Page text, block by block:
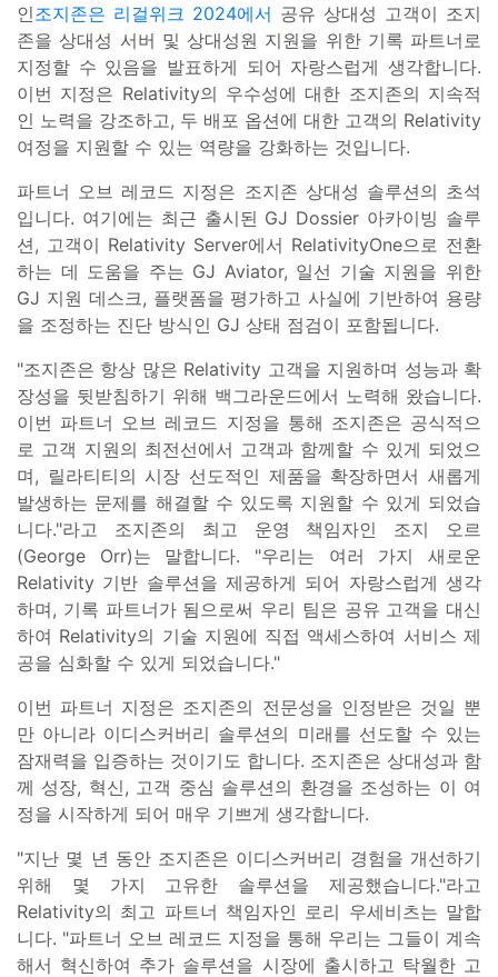
인조지존은 리걸위크 2024에서 공유 상대성 고객이 조지
존을 상대성 서버 및 상대성원 지원을 위한 기록 파트너로
지정할 수 있음을 발표하게 되어 자랑스럽게 생각합니다.
이번 지정은 Relativity의 우수성에 대한 조지존의 지속적
인 노력을 강조하고, 두 배포 옵션에 대한 고객의 Relativity
여정을 지원할 수 있는 역량을 강화하는 것입니다.
파트너 오브 레코드 지정은 조지존 상대성 솔루션의 초석
입니다. 여기에는 최근 출시된 GJ Dossier 아카이빙 솔루
션, 고객이 Relativity Server에서 RelativityOne으로 전환
하는 데 도움을 주는 GJ Aviator, 일선 기술 지원을 위한
GJ 지원 데스크, 플랫폼을 평가하고 사실에 기반하여 용량
을 조정하는 진단 방식인 GJ 상태 점검이 포함됩니다.
"조지존은 항상 많은 Relativity 고객을 지원하며 성능과 확
장성을 뒷받침하기 위해 백그라운드에서 노력해 왔습니다.
이번 파트너 오브 레코드 지정을 통해 조지존은 공식적으
로 고객 지원의 최전선에서 고객과 함께할 수 있게 되었으
며, 릴라티티의 시장 선도적인 제품을 확장하면서 새롭게
발생하는 문제를 해결할 수 있도록 지원할 수 있게 되었습
니다."라고 조지존의 최고 운영 책임자인 조지 오르
(George Orr)는 말합니다. "우리는 여러 가지 새로운
Relativity 기반 솔루션을 제공하게 되어 자랑스럽게 생각
하며, 기록 파트너가 됨으로써 우리 팀은 공유 고객을 대신
하여 Relativity의 기술 지원에 직접 액세스하여 서비스 제
공을 심화할 수 있게 되었습니다."
이번 파트너 지정은 조지존의 전문성을 인정받은 것일 뿐
만 아니라 이디스커버리 솔루션의 미래를 선도할 수 있는
잠재력을 입증하는 것이기도 합니다. 조지존은 상대성과 함
께 성장, 혁신, 고객 중심 솔루션의 환경을 조성하는 이 여
정을 시작하게 되어 매우 기쁘게 생각합니다.
"지난 몇 년 동안 조지존은 이디스커버리 경험을 개선하기
위해 몇 가지 고유한 솔루션을 제공했습니다."라고
Relativity의 최고 파트너 책임자인 로리 우세비츠는 말합
니다. "파트너 오브 레코드 지정을 통해 우리는 그들이 계속
해서 혁신하여 추가 솔루션을 시장에 출시하고 탁월한 고